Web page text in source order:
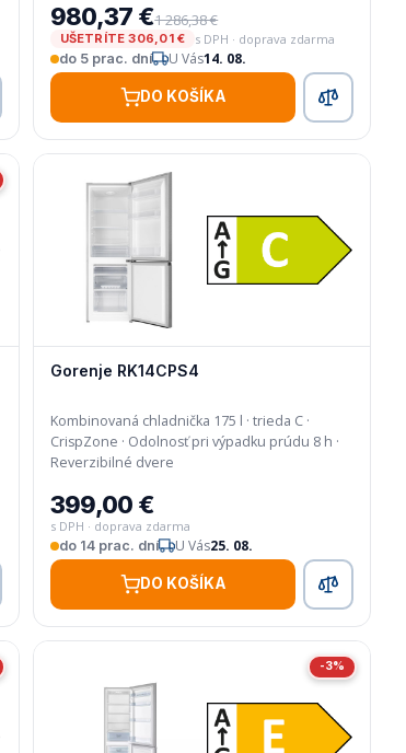
980,37 €1 286,38 €
UŠETRÍTE 306,01 €
s DPH · doprava zdarma
do 5 prac. dní
U Vás14. 08.
DO KOŠÍKA
Gorenje RK14CPS4
Kombinovaná chladnička 175 l · trieda C ·
CrispZone · Odolnosť pri výpadku prúdu 8 h ·
Reverzibilné dvere
399,00 €
s DPH · doprava zdarma
do 14 prac. dní
U Vás25. 08.
DO KOŠÍKA
-3%